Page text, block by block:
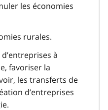
les économies
rurales.
à
favoriser la
les transferts de
d’entreprises